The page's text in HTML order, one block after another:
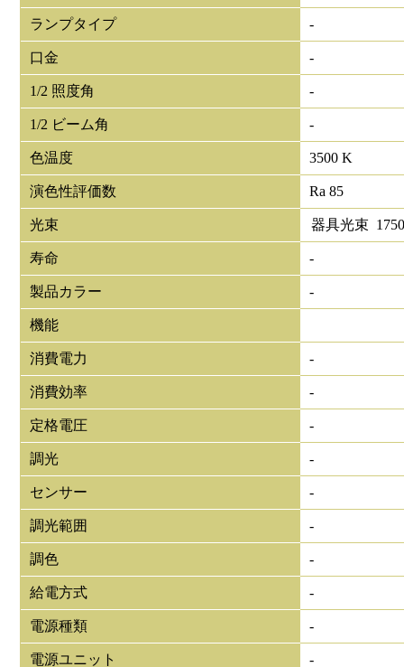
ランプタイプ -
口金 -
1/2 照度角 -
1/2 ビーム角 -
色温度 3500 K
演色性評価数 Ra 85
光束 器具光束
寿命 -
製品カラー -
機能
消費電力 -
消費効率 -
定格電圧 -
調光 -
センサー -
調光範囲 -
調色 -
給電方式 -
電源種類 -
電源ユニット -